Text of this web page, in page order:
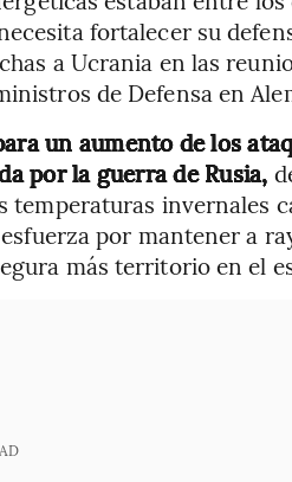
fortalecer su
a Ucrania en las
de Defensa en
un aumento de los
por la guerra de Rusia,
invernales
por mantener a
más territorio en el